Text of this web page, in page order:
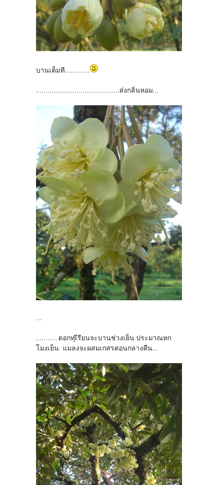
บานเต็มที.............
...........................................ส่งกลิ่นหอม...
...
........... ดอกทุเีรียนจะบานช่วงเย็น ประมาณหก
โมงเย็น แมลงจะผสมเกสรตอนกลางคืน...